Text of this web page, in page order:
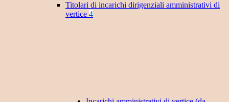
Titolari di incarichi dirigenziali amministrativi di
vertice 4